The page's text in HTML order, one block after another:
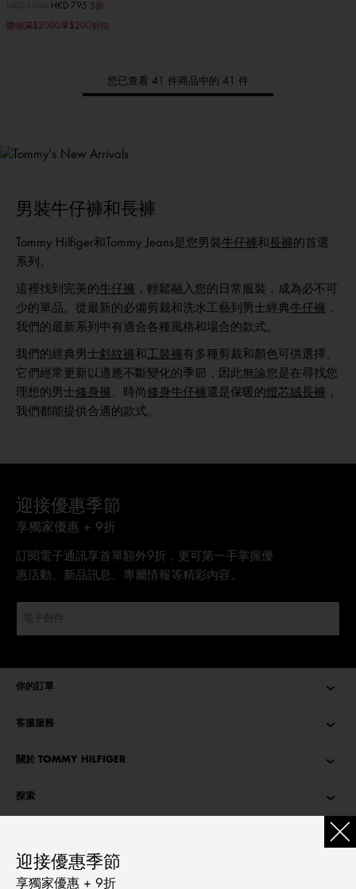
至HKD 795 5折
購物滿$2000享$200折扣
您已查看 41 件商品中的 41 件
男裝牛仔褲和長褲
Tommy Hilfiger和Tommy Jeans是您男裝牛仔褲和 長褲 的首選
系列。
這裡找到完美的牛仔褲 ，輕鬆融入您的日常服裝，成為必不可
少的單品。從最新的必備剪裁和洗水工藝到男士經典牛仔褲 ，
我們的最新系列中有適合各種風格和場合的款式。
我們的經典男士斜紋褲和 工裝褲有多種剪裁和顏色可供選擇。
它們經常更新以適應不斷變化的季節，因此無論您是在尋找您
理想的男士修身褲 、時尚修身牛仔褲 還是保暖的燈芯絨長褲 ，
我們都能提供合適的款式。
迎接優惠季節
享獨家優惠 + 9折
訂閱電子通訊享首單額外9折，更可第一手掌握優
惠活動、新品訊息、專屬情報等精彩內容。
你的訂單
客服服務
關於 TOMMY HILFIGER
探索
語言
迎接優惠季節
享獨家優惠 + 9折